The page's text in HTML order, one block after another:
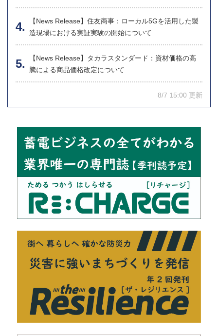
【News Release】住友商事：ローカル5Gを活用した製
造現場における実証実験の開始について
【News Release】タカラスタンダード：資材価格の高
騰による商品価格改定について
8/7 15:00 更新